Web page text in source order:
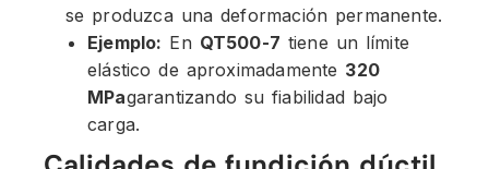
se produzca una deformación permanente.
Ejemplo: En QT500-7 tiene un límite
elástico de aproximadamente 320
MPagarantizando su fiabilidad bajo
carga.